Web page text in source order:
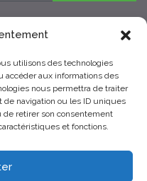
utilisons des technologies
aux informations des
nous permettra de traiter
navigation ou les ID uniques
de retirer son consentement
et fonctions.
RBQ 8330-0970-25